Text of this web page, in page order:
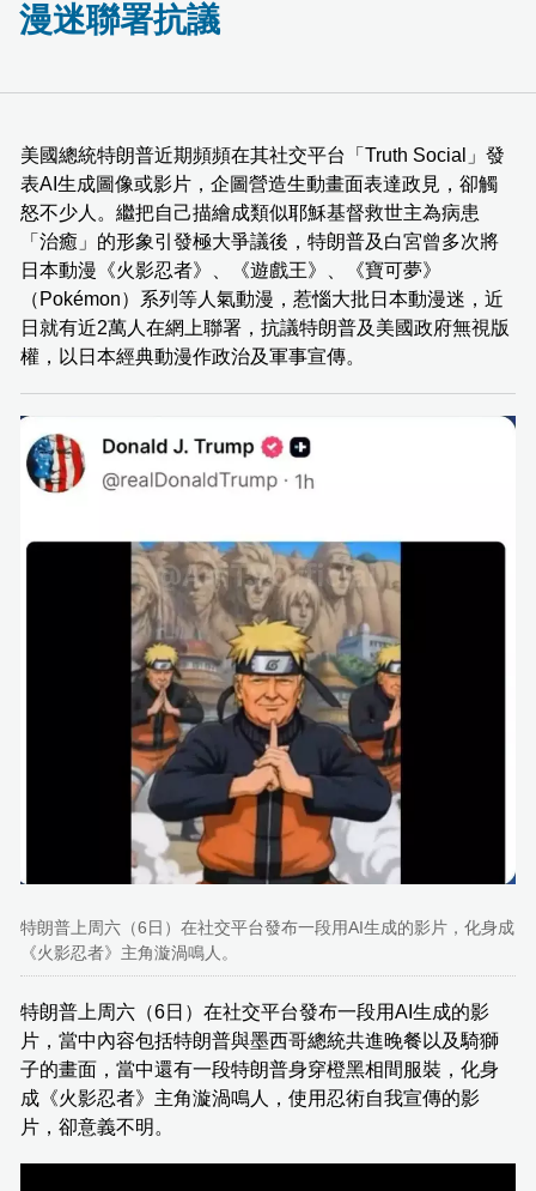
漫迷聯署抗議
美國總統特朗普近期頻頻在其社交平台「Truth Social」發
表AI生成圖像或影片，企圖營造生動畫面表達政見，卻觸
怒不少人。繼把自己描繪成類似耶穌基督救世主為病患
「治癒」的形象引發極大爭議後，特朗普及白宮曾多次將
日本動漫《火影忍者》、《遊戲王》、《寶可夢》
（Pokémon）系列等人氣動漫，惹惱大批日本動漫迷，近
日就有近2萬人在網上聯署，抗議特朗普及美國政府無視版
權，以日本經典動漫作政治及軍事宣傳。
特朗普上周六（6日）在社交平台發布一段用AI生成的影片，化身成
《火影忍者》主角漩渦鳴人。
特朗普上周六（6日）在社交平台發布一段用AI生成的影
片，當中內容包括特朗普與墨西哥總統共進晚餐以及騎獅
子的畫面，當中還有一段特朗普身穿橙黑相間服裝，化身
成《火影忍者》主角漩渦鳴人，使用忍術自我宣傳的影
片，卻意義不明。